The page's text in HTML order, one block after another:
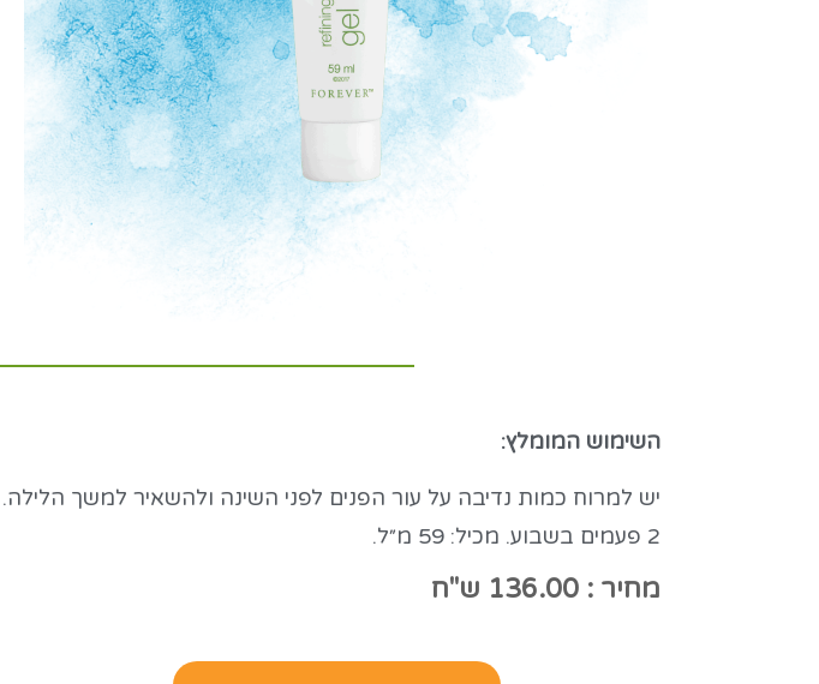
השימוש המומלץ:
2 פעמים בשבוע. מכיל: 59 מ״ל.
מחיר : 136.00 ש"ח